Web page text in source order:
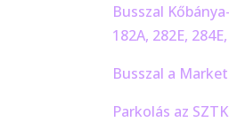
Busszal
182A, 282E,
Busszal a
Parkolás az